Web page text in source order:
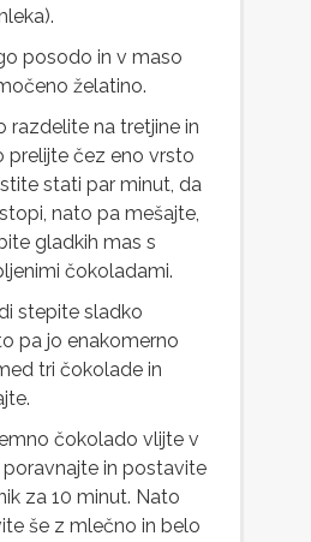
posodo in v maso
želatino.
razdelite na tretjine in
prelijte čez eno vrsto
stati par minut, da
nato pa mešajte,
gladkih mas s
čokoladami.
stepite sladko
pa jo enakomerno
tri čokolade in
čokolado vlijte v
in postavite
za 10 minut. Nato
še z mlečno in belo